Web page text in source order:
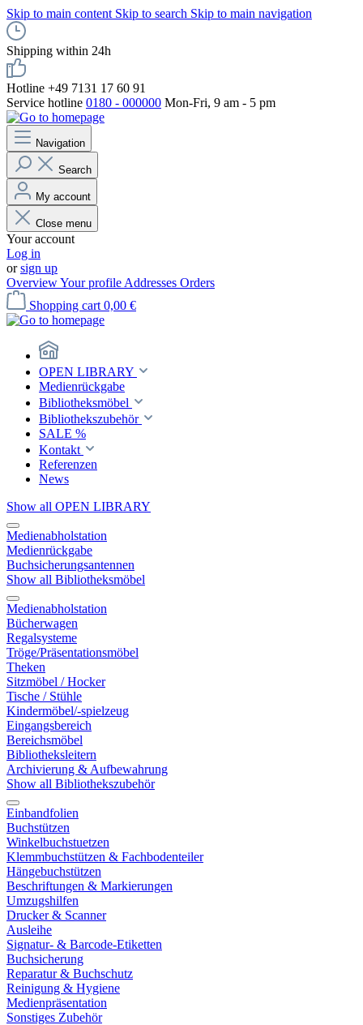
Skip to main content Skip to search Skip to main navigation
Shipping within 24h
Hotline +49 7131 17 60 91
Service hotline 0180 - 000000 Mon-Fri, 9 am - 5 pm
Navigation
Search
My account
Close menu
Your account
Log in
orsign up
OverviewYour profile Addresses Orders
Shopping cart 0,00 €
OPEN LIBRARY
Medienrückgabe
Bibliotheksmöbel
Bibliothekszubehör
SALE %
Kontakt
Referenzen
News
Show all OPEN LIBRARY
Medienabholstation
Medienrückgabe
Buchsicherungsantennen
Show all Bibliotheksmöbel
Medienabholstation
Bücherwagen
Regalsysteme
Tröge/Präsentationsmöbel
Theken
Sitzmöbel / Hocker
Tische / Stühle
Kindermöbel/-spielzeug
Eingangsbereich
Bereichsmöbel
Bibliotheksleitern
Archivierung & Aufbewahrung
Show all Bibliothekszubehör
Einbandfolien
Buchstützen
Winkelbuchstuetzen
Klemmbuchstützen & Fachbodenteiler
Hängebuchstützen
Beschriftungen & Markierungen
Umzugshilfen
Drucker & Scanner
Ausleihe
Signatur- & Barcode-Etiketten
Buchsicherung
Reparatur & Buchschutz
Reinigung & Hygiene
Medienpräsentation
Sonstiges Zubehör